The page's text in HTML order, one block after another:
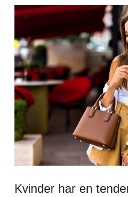
Kvinder har en